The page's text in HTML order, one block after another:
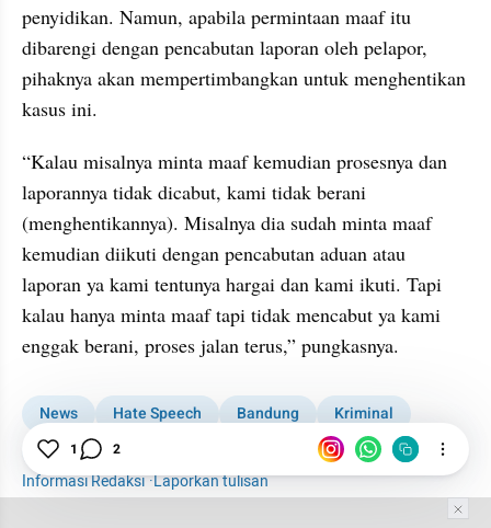
penyidikan. Namun, apabila permintaan maaf itu
dibarengi dengan pencabutan laporan oleh pelapor,
pihaknya akan mempertimbangkan untuk menghentikan
kasus ini.
“Kalau misalnya minta maaf kemudian prosesnya dan
laporannya tidak dicabut, kami tidak berani
(menghentikannya). Misalnya dia sudah minta maaf
kemudian diikuti dengan pencabutan aduan atau
laporan ya kami tentunya hargai dan kami ikuti. Tapi
kalau hanya minta maaf tapi tidak mencabut ya kami
enggak berani, proses jalan terus,” pungkasnya.
News Hate Speech Bandung
Kriminal
Ustadz Evie Effendi
Informasi Redaksi·Laporkan tulisan
1 2